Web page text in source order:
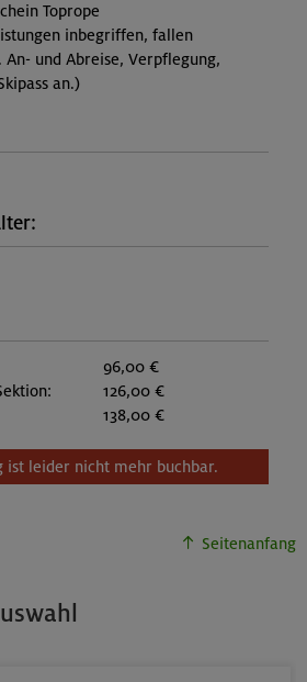
Toprope
inbegriffen, fallen
An- und Abreise, Verpflegung,
an.)
96,00 €
126,00 €
138,00 €
ist leider nicht mehr buchbar.
Seitenanfang